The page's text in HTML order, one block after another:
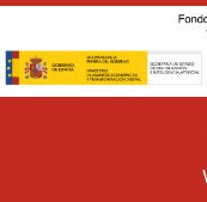
Pie de